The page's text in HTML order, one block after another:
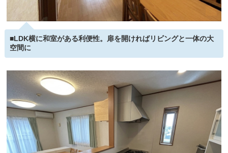
■LDK横に和室がある利便性。扉を開ければリビングと一体の大
空間に